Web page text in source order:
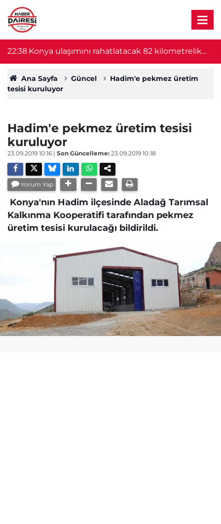
22:38 Konya ulaşımını rahatlatacak 82 kilometrelik
proje başlıyor! Bakan Uraloğlu duyurdu
Ana Sayfa Güncel
Hadim'e pekmez üretim
tesisi kuruluyor
Hadim'e pekmez üretim tesisi
kuruluyor
23.09.2019 10:16 | Son Güncelleme: 23.09.2019 10:18
Yorum Yap
Konya'nın Hadim ilçesinde Aladağ Tarımsal
Kalkınma Kooperatifi tarafından pekmez
üretim tesisi kurulacağı bildirildi.